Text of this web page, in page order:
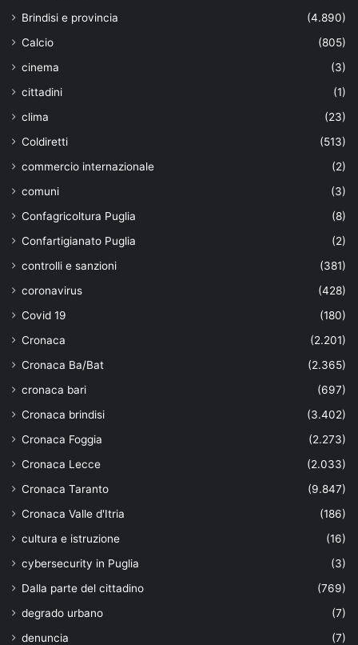
Brindisi e provincia
(4.890)
Calcio
(805)
cinema
(3)
cittadini
(1)
clima
(23)
Coldiretti
(513)
commercio internazionale
(2)
comuni
(3)
Confagricoltura Puglia
(8)
Confartigianato Puglia
(2)
controlli e sanzioni
(381)
coronavirus
(428)
Covid 19
(180)
Cronaca
(2.201)
Cronaca Ba/Bat
(2.365)
cronaca bari
(697)
Cronaca brindisi
(3.402)
Cronaca Foggia
(2.273)
Cronaca Lecce
(2.033)
Cronaca Taranto
(9.847)
Cronaca Valle d'Itria
(186)
cultura e istruzione
(16)
cybersecurity in Puglia
(3)
Dalla parte del cittadino
(769)
degrado urbano
(7)
denuncia
(7)